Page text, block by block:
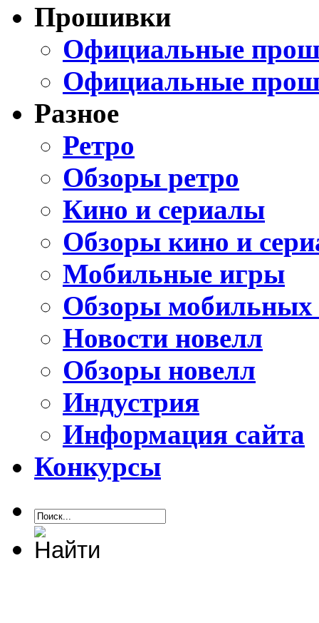
Прошивки
Официальные
Официальные
Разное
Ретро
Обзоры ретро
Кино и сериалы
Обзоры кино и
Мобильные игры
Обзоры мобильных
Новости новелл
Обзоры новелл
Индустрия
Информация сайта
Конкурсы